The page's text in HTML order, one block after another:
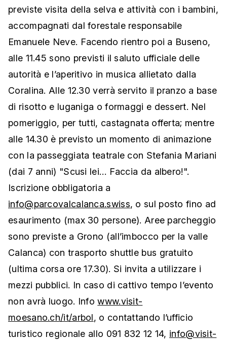
previste visita della selva e attività con i bambini,
accompagnati dal forestale responsabile
Emanuele Neve. Facendo rientro poi a Buseno,
alle 11.45 sono previsti il saluto ufficiale delle
autorità e l’aperitivo in musica allietato dalla
Coralina. Alle 12.30 verrà servito il pranzo a base
di risotto e luganiga o formaggi e dessert. Nel
pomeriggio, per tutti, castagnata offerta; mentre
alle 14.30 è previsto un momento di animazione
con la passeggiata teatrale con Stefania Mariani
(dai 7 anni) "Scusi lei… Faccia da albero!".
Iscrizione obbligatoria a
info@parcovalcalanca.swiss, o sul posto fino ad
esaurimento (max 30 persone). Aree parcheggio
sono previste a Grono (all’imbocco per la valle
Calanca) con trasporto shuttle bus gratuito
(ultima corsa ore 17.30). Si invita a utilizzare i
mezzi pubblici. In caso di cattivo tempo l’evento
non avrà luogo. Infowww.visit-
moesano.ch/it/arbol, o contattando l’ufficio
turistico regionale allo 091 832 12 14, info@visit-